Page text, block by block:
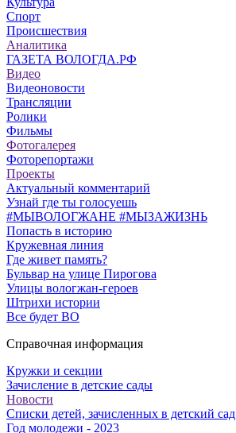
Спорт
Происшествия
Аналитика
ГАЗЕТА ВОЛОГДА.РФ
Видео
Видеоновости
Трансляции
Ролики
Фильмы
Фотогалерея
Фоторепортажи
Проекты
Актуальный комментарий
Узнай где ты голосуешь
#МЫВОЛОГЖАНЕ #МЫЗАЖИЗНЬ
Попасть в историю
Кружевная линия
Где живет память?
Бульвар на улице Пирогова
Улицы вологжан-героев
Штрихи истории
Все будет ВО
Справочная информация
Кружки и секции
Зачисление в детские сады
Новости
Списки детей, зачисленных в детский сад
Год молодежи - 2023